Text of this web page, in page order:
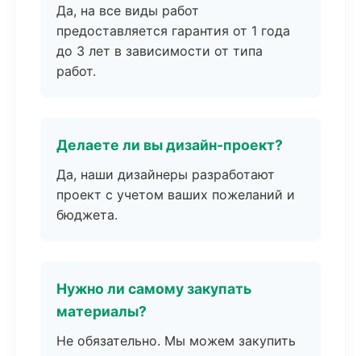
Да, на все виды работ
предоставляется гарантия от 1 года
до 3 лет в зависимости от типа
работ.
Делаете ли вы дизайн-проект?
Да, наши дизайнеры разработают
проект с учетом ваших пожеланий и
бюджета.
Нужно ли самому закупать
материалы?
Не обязательно. Мы можем закупить